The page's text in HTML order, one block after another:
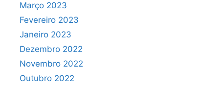
Março 2023
Fevereiro 2023
Janeiro 2023
Dezembro 2022
Novembro 2022
Outubro 2022